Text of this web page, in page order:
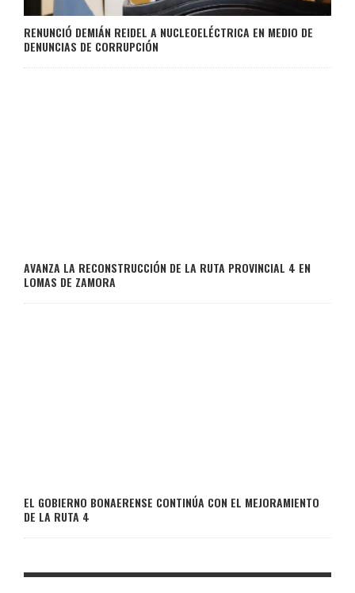
RENUNCIÓ DEMIÁN REIDEL A NUCLEOELÉCTRICA EN MEDIO DE
DENUNCIAS DE CORRUPCIÓN
AVANZA LA RECONSTRUCCIÓN DE LA RUTA PROVINCIAL 4 EN
LOMAS DE ZAMORA
EL GOBIERNO BONAERENSE CONTINÚA CON EL MEJORAMIENTO
DE LA RUTA 4